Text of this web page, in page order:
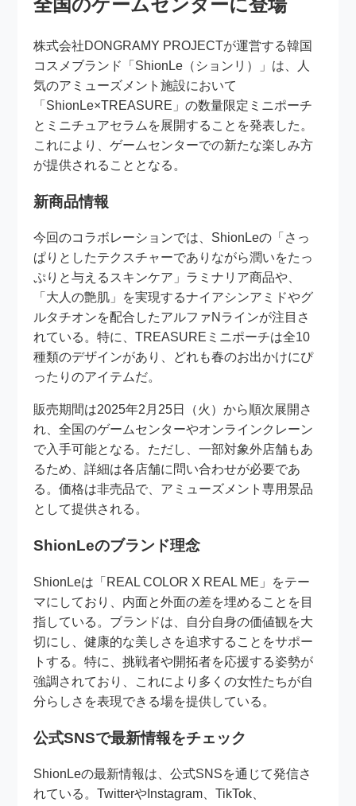
全国のゲームセンターに登場
株式会社DONGRAMY PROJECTが運営する韓国
コスメブランド「ShionLe（ションリ）」は、人
気のアミューズメント施設において
「ShionLe×TREASURE」の数量限定ミニポーチ
とミニチュアセラムを展開することを発表した。
これにより、ゲームセンターでの新たな楽しみ方
が提供されることとなる。
新商品情報
今回のコラボレーションでは、ShionLeの「さっ
ぱりとしたテクスチャーでありながら潤いをたっ
ぷりと与えるスキンケア」ラミナリア商品や、
「大人の艶肌」を実現するナイアシンアミドやグ
ルタチオンを配合したアルファNラインが注目さ
れている。特に、TREASUREミニポーチは全10
種類のデザインがあり、どれも春のお出かけにぴ
ったりのアイテムだ。
販売期間は2025年2月25日（火）から順次展開さ
れ、全国のゲームセンターやオンラインクレーン
で入手可能となる。ただし、一部対象外店舗もあ
るため、詳細は各店舗に問い合わせが必要であ
る。価格は非売品で、アミューズメント専用景品
として提供される。
ShionLeのブランド理念
ShionLeは「REAL COLOR X REAL ME」をテー
マにしており、内面と外面の差を埋めることを目
指している。ブランドは、自分自身の価値観を大
切にし、健康的な美しさを追求することをサポー
トする。特に、挑戦者や開拓者を応援する姿勢が
強調されており、これにより多くの女性たちが自
分らしさを表現できる場を提供している。
公式SNSで最新情報をチェック
ShionLeの最新情報は、公式SNSを通じて発信さ
れている。TwitterやInstagram、TikTok、